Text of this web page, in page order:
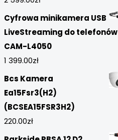
Cyfrowa minikamera USB
LiveStreaming do telefonów
CAM-L4050
1 399.00zł
Bcs Kamera
Ea15Fsr3(H2)
(BCSEA15FSR3H2)
220.00zł